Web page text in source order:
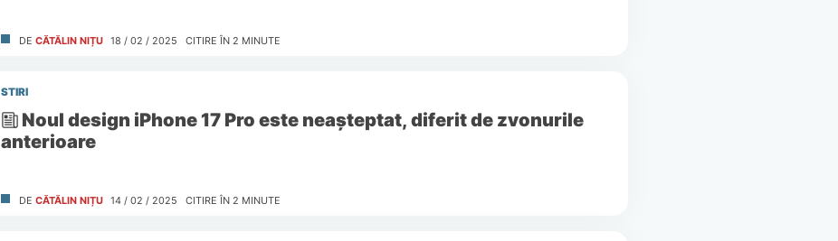
DE CĂTĂLIN NIȚU 18 / 02 / 2025 CITIRE ÎN 2 MINUTE
STIRI
Noul design iPhone 17 Pro este neașteptat, diferit de zvonurile
anterioare
DE CĂTĂLIN NIȚU 14 / 02 / 2025 CITIRE ÎN 2 MINUTE